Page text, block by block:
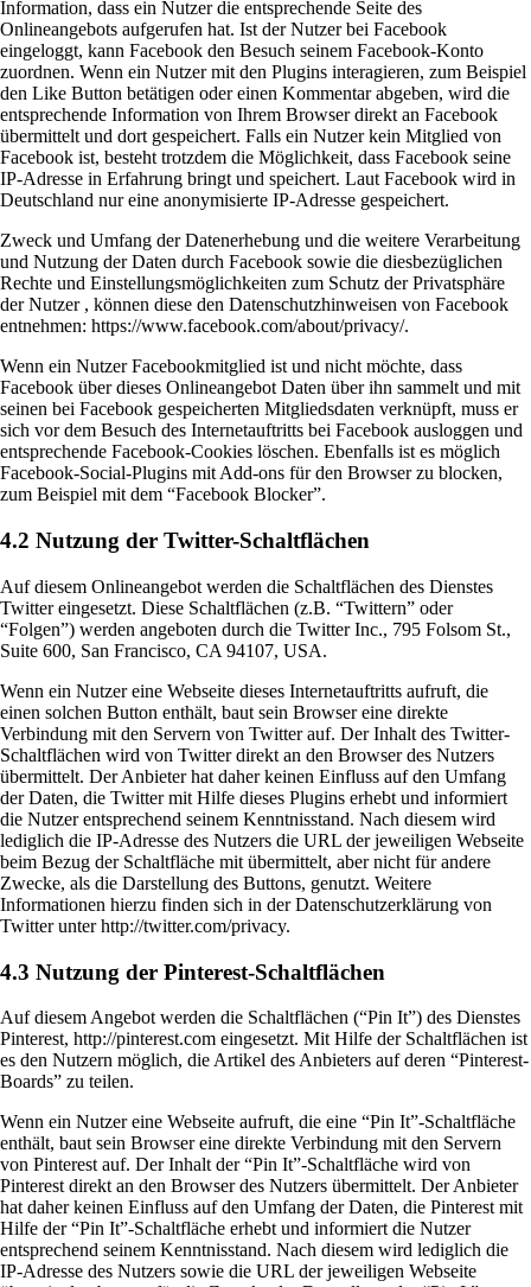
Information, dass ein Nutzer die entsprechende Seite des
Onlineangebots aufgerufen hat. Ist der Nutzer bei Facebook
eingeloggt, kann Facebook den Besuch seinem Facebook-Konto
zuordnen. Wenn ein Nutzer mit den Plugins interagieren, zum Beispiel
den Like Button betätigen oder einen Kommentar abgeben, wird die
entsprechende Information von Ihrem Browser direkt an Facebook
übermittelt und dort gespeichert. Falls ein Nutzer kein Mitglied von
Facebook ist, besteht trotzdem die Möglichkeit, dass Facebook seine
IP-Adresse in Erfahrung bringt und speichert. Laut Facebook wird in
Deutschland nur eine anonymisierte IP-Adresse gespeichert.
Zweck und Umfang der Datenerhebung und die weitere Verarbeitung
und Nutzung der Daten durch Facebook sowie die diesbezüglichen
Rechte und Einstellungsmöglichkeiten zum Schutz der Privatsphäre
der Nutzer , können diese den Datenschutzhinweisen von Facebook
entnehmen: https://www.facebook.com/about/privacy/.
Wenn ein Nutzer Facebookmitglied ist und nicht möchte, dass
Facebook über dieses Onlineangebot Daten über ihn sammelt und mit
seinen bei Facebook gespeicherten Mitgliedsdaten verknüpft, muss er
sich vor dem Besuch des Internetauftritts bei Facebook ausloggen und
entsprechende Facebook-Cookies löschen. Ebenfalls ist es möglich
Facebook-Social-Plugins mit Add-ons für den Browser zu blocken,
zum Beispiel mit dem “Facebook Blocker”.
4.2 Nutzung der Twitter-Schaltflächen
Auf diesem Onlineangebot werden die Schaltflächen des Dienstes
Twitter eingesetzt. Diese Schaltflächen (z.B. “Twittern” oder
“Folgen”) werden angeboten durch die Twitter Inc., 795 Folsom St.,
Suite 600, San Francisco, CA 94107, USA.
Wenn ein Nutzer eine Webseite dieses Internetauftritts aufruft, die
einen solchen Button enthält, baut sein Browser eine direkte
Verbindung mit den Servern von Twitter auf. Der Inhalt des Twitter-
Schaltflächen wird von Twitter direkt an den Browser des Nutzers
übermittelt. Der Anbieter hat daher keinen Einfluss auf den Umfang
der Daten, die Twitter mit Hilfe dieses Plugins erhebt und informiert
die Nutzer entsprechend seinem Kenntnisstand. Nach diesem wird
lediglich die IP-Adresse des Nutzers die URL der jeweiligen Webseite
beim Bezug der Schaltfläche mit übermittelt, aber nicht für andere
Zwecke, als die Darstellung des Buttons, genutzt. Weitere
Informationen hierzu finden sich in der Datenschutzerklärung von
Twitter unter http://twitter.com/privacy.
4.3 Nutzung der Pinterest-Schaltflächen
Auf diesem Angebot werden die Schaltflächen (“Pin It”) des Dienstes
Pinterest, http://pinterest.com eingesetzt. Mit Hilfe der Schaltflächen ist
es den Nutzern möglich, die Artikel des Anbieters auf deren “Pinterest-
Boards” zu teilen.
Wenn ein Nutzer eine Webseite aufruft, die eine “Pin It”-Schaltfläche
enthält, baut sein Browser eine direkte Verbindung mit den Servern
von Pinterest auf. Der Inhalt der “Pin It”-Schaltfläche wird von
Pinterest direkt an den Browser des Nutzers übermittelt. Der Anbieter
hat daher keinen Einfluss auf den Umfang der Daten, die Pinterest mit
Hilfe der “Pin It”-Schaltfläche erhebt und informiert die Nutzer
entsprechend seinem Kenntnisstand. Nach diesem wird lediglich die
IP-Adresse des Nutzers sowie die URL der jeweiligen Webseite